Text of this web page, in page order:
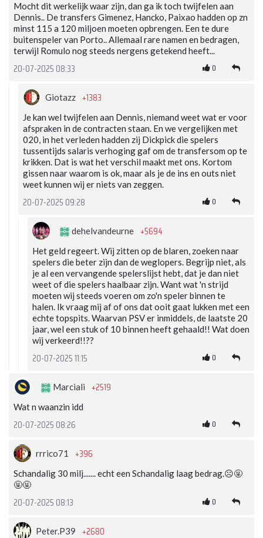
Mocht dit werkelijk waar zijn, dan ga ik toch twijfelen aan
Dennis.. De transfers Gimenez, Hancko, Paixao hadden op zn
minst 115 a 120 miljoen moeten opbrengen. Een te dure
buitenspeler van Porto.. Allemaal rare namen en bedragen,
terwijl Romulo nog steeds nergens getekend heeft...
20-07-2025 08:33 0
Giotazz +1383
Je kan wel twijfelen aan Dennis, niemand weet wat er voor
afspraken in de contracten staan. En we vergelijken met
020, in het verleden hadden zij Dickpick die spelers
tussentijds salaris verhoging gaf om de transfersom op te
krikken. Dat is wat het verschil maakt met ons. Kortom
gissen naar waarom is ok, maar als je de ins en outs niet
weet kunnen wij er niets van zeggen.
20-07-2025 09:28 0
dehelvandeurne +5694
Het geld regeert. Wij zitten op de blaren, zoeken naar
spelers die beter zijn dan de weglopers. Begrijp niet, als
je al een vervangende spelerslijst hebt, dat je dan niet
weet of die spelers haalbaar zijn. Want wat 'n strijd
moeten wij steeds voeren om zo'n speler binnen te
halen. Ik vraag mij af of ons dat ooit gaat lukken met een
echte topspits. Waarvan PSV er inmiddels, de laatste 20
jaar, wel een stuk of 10 binnen heeft gehaald!! Wat doen
wij verkeerd!!??
20-07-2025 11:15 0
Marciali +2519
Wat n waanzin idd
20-07-2025 08:26 0
rrrico71 +396
Schandalig 30 milj....... echt een Schandalig laag bedrag.☹️🤬
🤬🤬
20-07-2025 08:13 0
Peter.P39 +2680